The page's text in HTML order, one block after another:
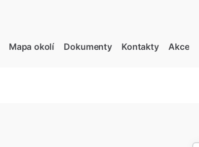
Mapa okolí Dokumenty Kontakty Akce